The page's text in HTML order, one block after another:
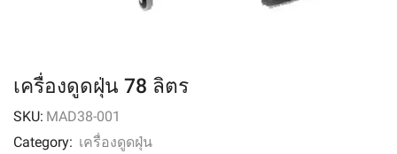
เครื่องดูดฝุ่น 78 ลิตร
SKU: MAD38-001
Category: เครื่องดูดฝุ่น